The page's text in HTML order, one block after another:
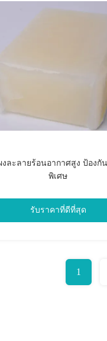
งละลายร้อนอากาศสูง ป้องกั
พิเศษ
รับราคาที่ดีที่สุด
1